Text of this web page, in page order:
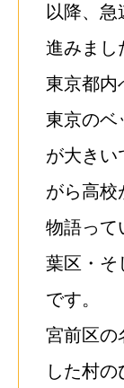
以降、急
進みまし
東京都内
東京のベ
が大きい
がら高校
物語って
葉区・そ
です。
宮前区の
した村